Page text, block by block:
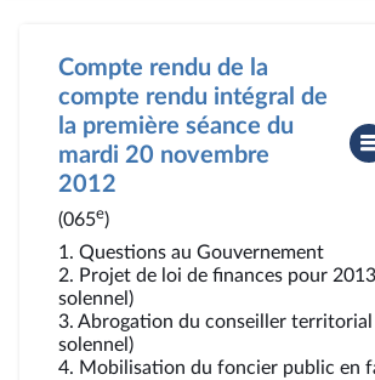
Compte rendu de la
compte rendu intégral de
la première séance du
mardi 20 novembre
2012
(065e)
1. Questions au Gouvernement
2. Projet de loi de finances pour
solennel)
3. Abrogation du conseiller territorial
solennel)
4. Mobilisation du foncier public en